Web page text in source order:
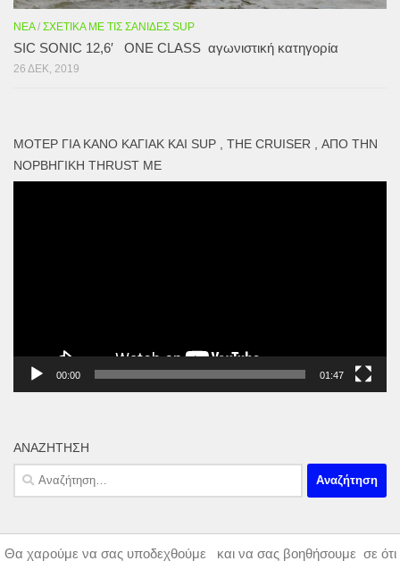
ΝΈΑ/ ΣΧΕΤΙΚΆ ΜΕ ΤΙΣ ΣΑΝΊΔΕΣ SUP
SIC SONIC 12,6′ ONE CLASS αγωνιστική κατηγορία
26 ΔΕΚ, 2019
ΜΟΤΕΡ ΓΙΑ ΚΑΝΌ ΚΑΓΙΑΚ ΚΑΙ SUP , THE CRUISER , ΑΠΌ ΤΗΝ
ΝΟΡΒΗΓΙΚΉ THRUST ME
00:00 01:47
ΑΝΑΖΉΤΗΣΗ
Αναζήτηση
για:
Θα χαρούμε να σας υποδεχθούμε και να σας βοηθήσουμε σε ότι